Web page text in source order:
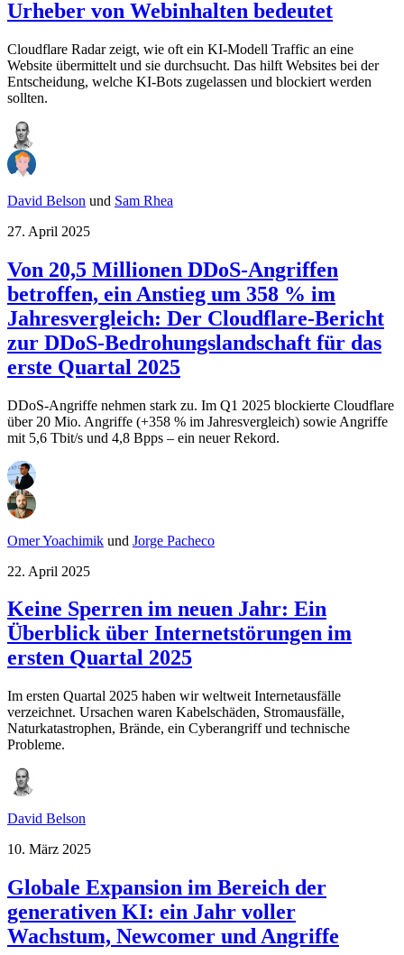
Urheber von Webinhalten bedeutet
Cloudflare Radar zeigt, wie oft ein KI-Modell Traffic an eine
Website übermittelt und sie durchsucht. Das hilft Websites bei der
Entscheidung, welche KI-Bots zugelassen und blockiert werden
sollten.
David Belson und Sam Rhea
27. April 2025
Von 20,5 Millionen DDoS-Angriffen
betroffen, ein Anstieg um 358 % im
Jahresvergleich: Der Cloudflare-Bericht
zur DDoS-Bedrohungslandschaft für das
erste Quartal 2025
DDoS-Angriffe nehmen stark zu. Im Q1 2025 blockierte Cloudflare
über 20 Mio. Angriffe (+358 % im Jahresvergleich) sowie Angriffe
mit 5,6 Tbit/s und 4,8 Bpps – ein neuer Rekord.
Omer Yoachimik und Jorge Pacheco
22. April 2025
Keine Sperren im neuen Jahr: Ein
Überblick über Internetstörungen im
ersten Quartal 2025
Im ersten Quartal 2025 haben wir weltweit Internetausfälle
verzeichnet. Ursachen waren Kabelschäden, Stromausfälle,
Naturkatastrophen, Brände, ein Cyberangriff und technische
Probleme.
David Belson
10. März 2025
Globale Expansion im Bereich der
generativen KI: ein Jahr voller
Wachstum, Newcomer und Angriffe